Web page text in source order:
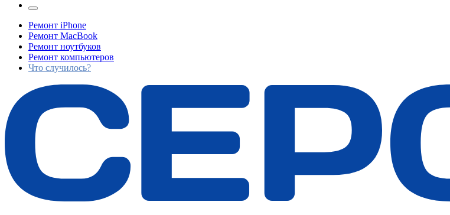
Ремонт iPhone
Ремонт MacBook
Ремонт ноутбуков
Ремонт компьютеров
Что случилось?